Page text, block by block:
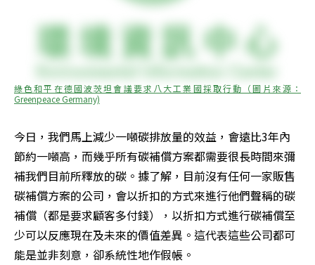
綠色和平在德國波茨坦會議要求八大工業國採取行動（圖片來源：
Greenpeace Germany)
今日，我們馬上減少一噸碳排放量的效益，會遠比3年內
節約一噸高，而幾乎所有碳補償方案都需要很長時間來彌
補我們目前所釋放的碳。據了解，目前沒有任何一家販售
碳補償方案的公司，會以折扣的方式來進行他們聲稱的碳
補償（都是要求顧客多付錢），以折扣方式進行碳補償至
少可以反應現在及未來的價值差異。這代表這些公司都可
能是並非刻意，卻系統性地作假帳。